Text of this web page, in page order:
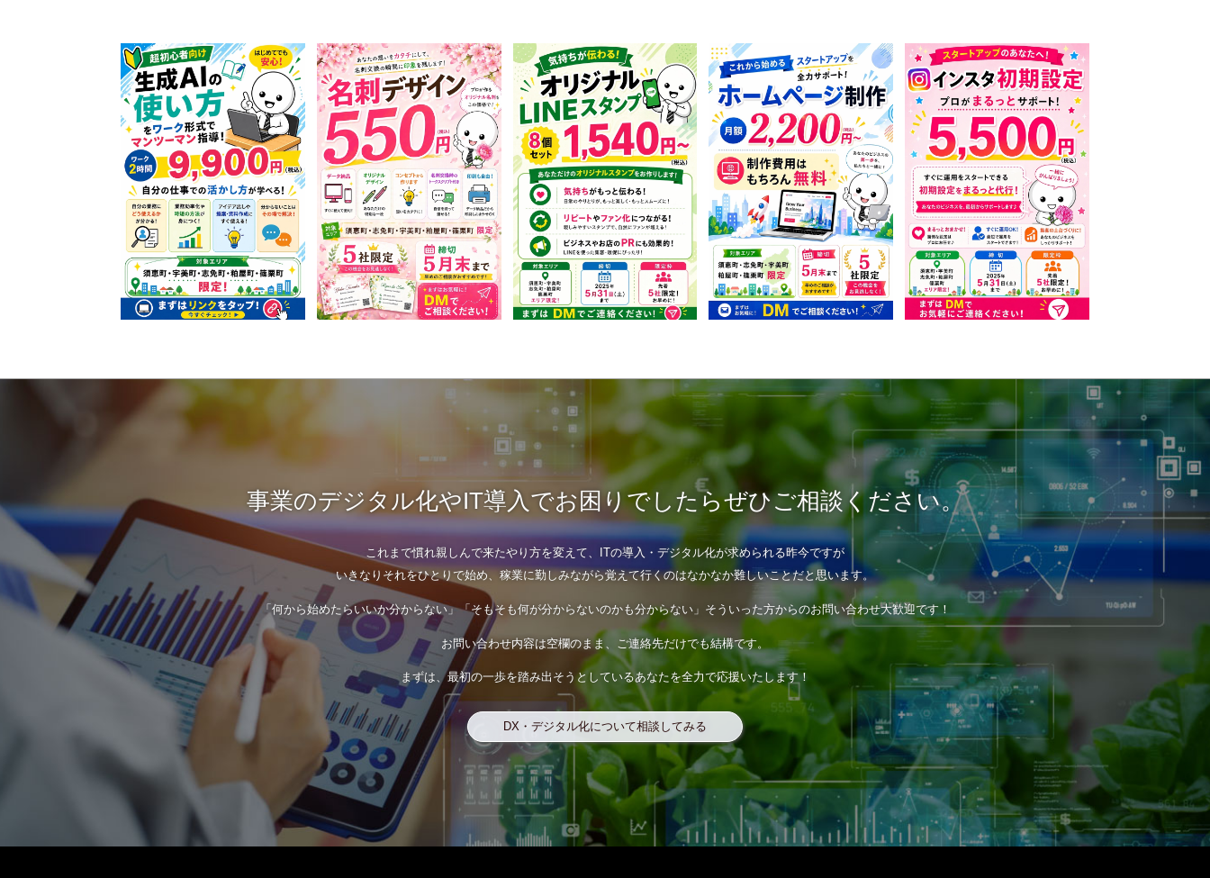
事業のデジタル化やIT導入でお困りでしたらぜひご相談ください。
これまで慣れ親しんで来たやり方を変えて、
ITの導入・デジタル化が求められる昨今ですが
いきなりそれをひとりで始め、稼業に勤しみながら覚えて行くのはなかなか難しいことだと思います。
「何から始めたらいいか分からない」「そもそも何が分からないのかも分からない」 そういった方からのお問い合わせ大歓迎です！
お問い合わせ内容は空欄のまま、 ご連絡先だけでも結構です。
まずは、最初の一歩を踏み出そうとしているあなたを全力で応援いたします！
DX・デジタル化について相談してみる